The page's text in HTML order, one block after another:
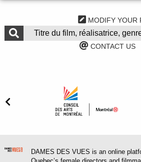
MODIFY YOUR
CONTACT US
DAMES DES VUES is an online